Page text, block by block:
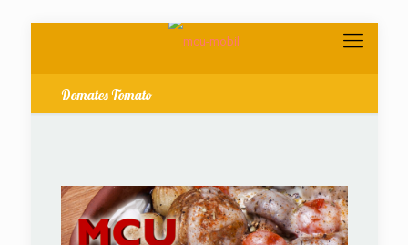
Domates Tomato